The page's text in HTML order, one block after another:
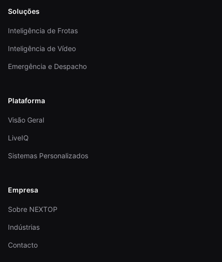
Soluções
Inteligência de Frotas
Inteligência de Vídeo
Emergência e Despacho
Plataforma
Visão Geral
LiveIQ
Sistemas Personalizados
Empresa
Sobre NEXTOP
Indústrias
Contacto